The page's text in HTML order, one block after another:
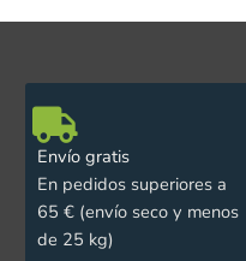
Envío gratis
En pedidos superiores a
65 € (envío seco y menos
de 25 kg)